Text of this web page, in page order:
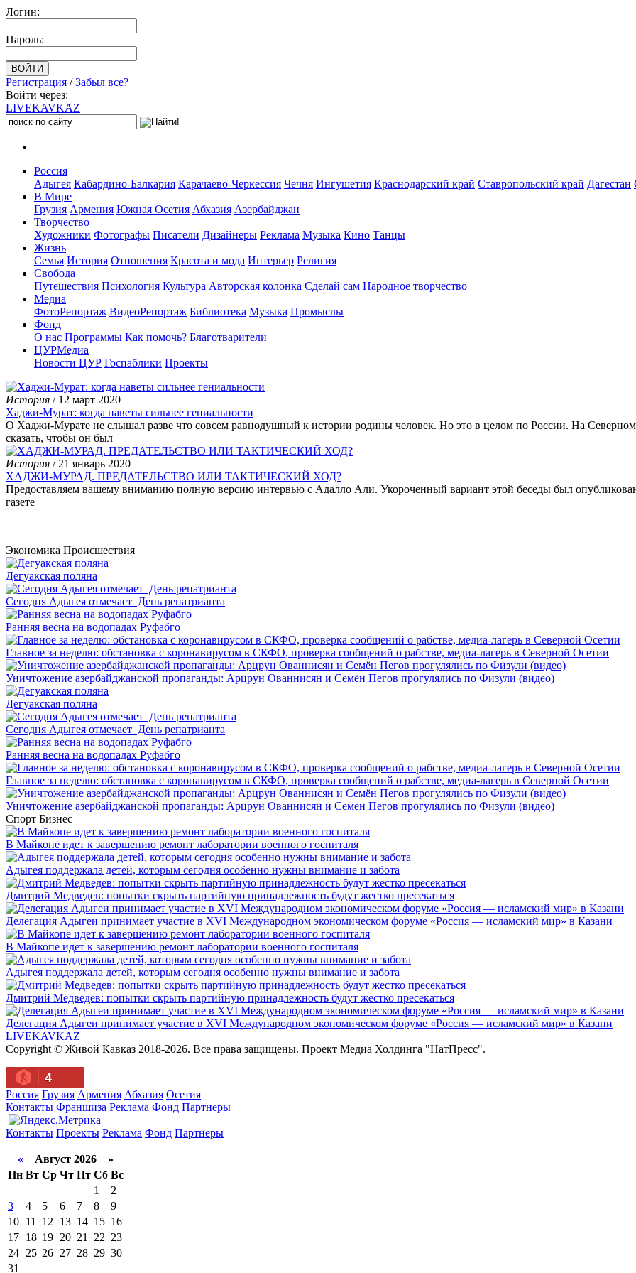
Логин:
Пароль:
Регистрация /Забыл все?
Войти через:
LIVEKAVKAZ
Россия
Адыгея Кабардино-Балкария Карачаево-Черкессия Чечня Ингушетия Краснодарский край Ставропольский край Дагестан
В Мире
Грузия Армения Южная Осетия Абхазия Азербайджан
Творчество
Художники Фотографы Писатели Дизайнеры Реклама Музыка Кино Танцы
Жизнь
Семья История Отношения Красота и мода Интерьер Религия
Свобода
Путешествия Психология Культура Авторская колонка Сделай сам Народное творчество
Медиа
ФотоРепортаж ВидеоРепортаж Библиотека Музыка Промыслы
Фонд
О нас Программы Как помочь? Благотварители
ЦУРМедиа
Новости ЦУР Госпаблики Проекты
История / 12 март 2020
Хаджи-Мурат: когда наветы сильнее гениальности
О Хаджи-Мурате не слышал разве что совсем равнодушный к истории родины человек. Но это в целом по России. На
сказать, чтобы он был
История / 21 январь 2020
ХАДЖИ-МУРАД. ПРЕДАТЕЛЬСТВО ИЛИ ТАКТИЧЕСКИЙ ХОД?
Предоставляем вашему вниманию полную версию интервью с Адалло Али. Укороченный вариант этой беседы был
газете
Экономика Происшествия
Дегуакская поляна
Сегодня Адыгея отмечает День репатрианта
Ранняя весна на водопадах Руфабго
Главное за неделю: обстановка с коронавирусом в СКФО, проверка сообщений о рабстве, медиа-лагерь в Северной Осетии
Уничтожение азербайджанской пропаганды: Арцрун Ованнисян и Семён Пегов прогулялись по Физули (видео)
Дегуакская поляна
Сегодня Адыгея отмечает День репатрианта
Ранняя весна на водопадах Руфабго
Главное за неделю: обстановка с коронавирусом в СКФО, проверка сообщений о рабстве, медиа-лагерь в Северной Осетии
Уничтожение азербайджанской пропаганды: Арцрун Ованнисян и Семён Пегов прогулялись по Физули (видео)
Спорт Бизнес
В Майкопе идет к завершению ремонт лаборатории военного госпиталя
Адыгея поддержала детей, которым сегодня особенно нужны внимание и забота
Дмитрий Медведев: попытки скрыть партийную принадлежность будут жестко пресекаться
Делегация Адыгеи принимает участие в XVI Международном экономическом форуме «Россия — исламский мир» в Казани
В Майкопе идет к завершению ремонт лаборатории военного госпиталя
Адыгея поддержала детей, которым сегодня особенно нужны внимание и забота
Дмитрий Медведев: попытки скрыть партийную принадлежность будут жестко пресекаться
Делегация Адыгеи принимает участие в XVI Международном экономическом форуме «Россия — исламский мир» в Казани
LIVEKAVKAZ
Copyright © Живой Кавказ 2018-2026. Все права защищены. Проект Медиа Холдинга "НатПресс".
4
Россия Грузия Армения Абхазия Осетия
Контакты Франшиза Реклама Фонд Партнеры
Контакты Проекты Реклама Фонд Партнеры
« Август 2026 »
Пн Вт Ср Чт Пт Сб Вс
1
2
3
4 5 6 7 8
9
10 11 12 13 14 15 16
17 18 19 20 21 22 23
24 25 26 27 28 29 30
31